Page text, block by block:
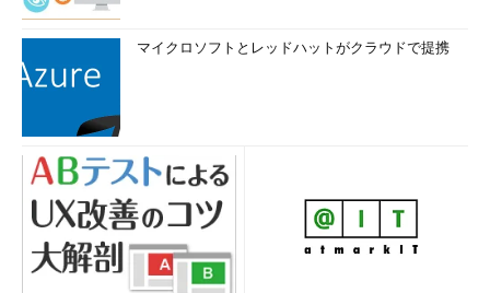
マイクロソフトとレッドハットがクラウドで提携